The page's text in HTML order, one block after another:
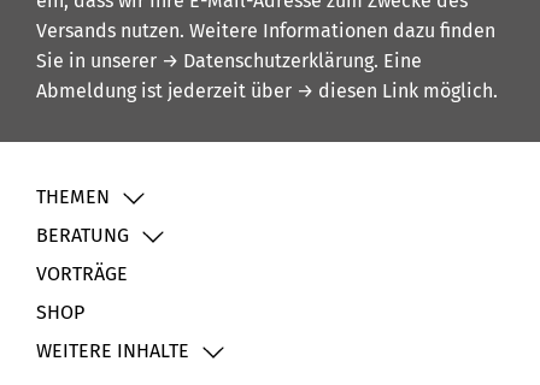
Versands nutzen. Weitere Informationen dazu finden
Sie in unserer → Datenschutzerklärung. Eine
Abmeldung ist jederzeit über → diesen Link möglich.
THEMEN
BERATUNG
VORTRÄGE
SHOP
WEITERE INHALTE